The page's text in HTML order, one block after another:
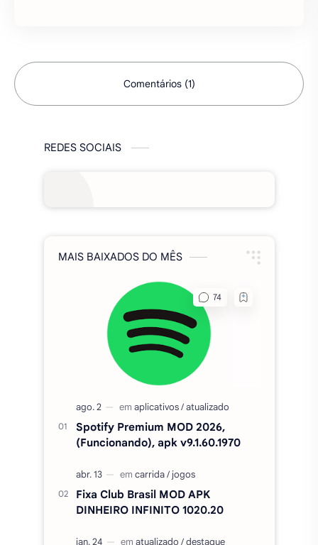
Comentários (1)
REDES SOCIAIS
MAIS BAIXADOS DO MÊS
Spotify Premium MOD 2026,
(Funcionando), apk v9.1.60.1970
Fixa Club Brasil MOD APK
DINHEIRO INFINITO 1020.20